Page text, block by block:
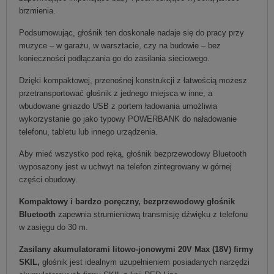
brzmienia.
Podsumowując, głośnik ten doskonale nadaje się do pracy przy
muzyce – w garażu, w warsztacie, czy na budowie – bez
konieczności podłączania go do zasilania sieciowego.
Dzięki kompaktowej, przenośnej konstrukcji z łatwością możesz
przetransportować głośnik z jednego miejsca w inne, a
wbudowane gniazdo USB z portem ładowania umożliwia
wykorzystanie go jako typowy POWERBANK do naładowanie
telefonu, tabletu lub innego urządzenia.
Aby mieć wszystko pod ręką, głośnik bezprzewodowy Bluetooth
wyposażony jest w uchwyt na telefon zintegrowany w górnej
części obudowy.
Kompaktowy i bardzo poręczny, bezprzewodowy głośnik
Bluetooth zapewnia strumieniową transmisję dźwięku z telefonu
w zasięgu do 30 m.
Zasilany akumulatorami litowo-jonowymi 20V Max (18V) firmy
SKIL, głośnik jest idealnym uzupełnieniem posiadanych narzędzi